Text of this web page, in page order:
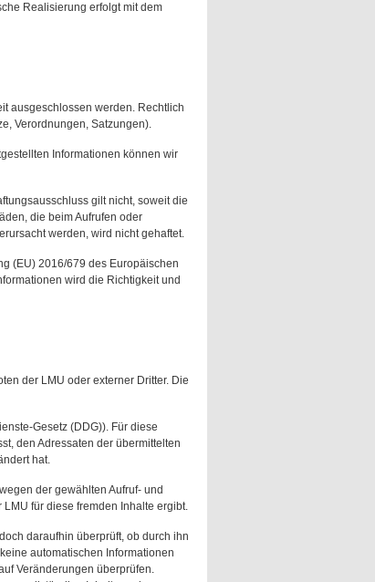
Realisierung erfolgt mit dem
ausgeschlossen werden. Rechtlich
Verordnungen, Satzungen).
Informationen können wir
gilt nicht, soweit die
die beim Aufrufen oder
werden, wird nicht gehaftet.
(EU) 2016/679 des Europäischen
wird die Richtigkeit und
der LMU oder externer Dritter. Die
Gesetz (DDG)). Für diese
den Adressaten der übermittelten
hat.
der gewählten Aufruf- und
für diese fremden Inhalte ergibt.
daraufhin überprüft, ob durch ihn
automatischen Informationen
Veränderungen überprüfen.